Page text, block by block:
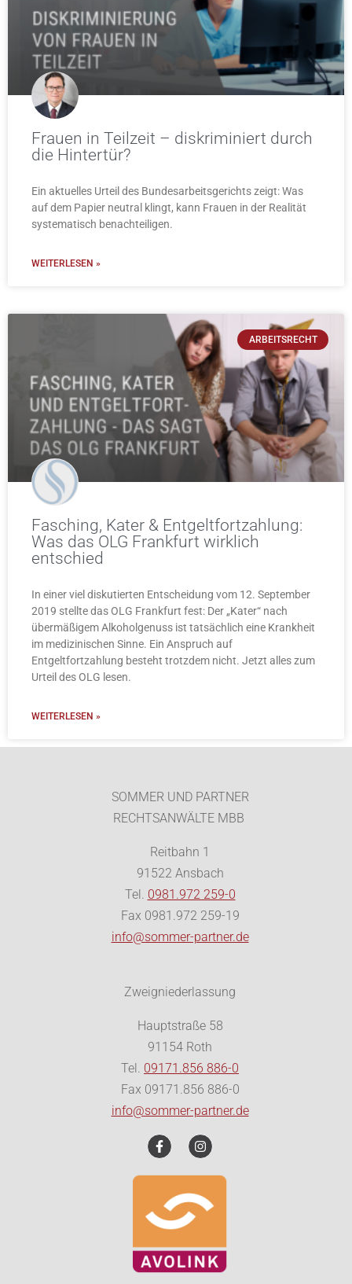
Frauen in Teilzeit – diskriminiert durch
die Hintertür?
Ein aktuelles Urteil des Bundesarbeitsgerichts zeigt: Was
auf dem Papier neutral klingt, kann Frauen in der Realität
systematisch benachteiligen.
WEITERLESEN »
ARBEITSRECHT
Fasching, Kater & Entgeltfortzahlung:
Was das OLG Frankfurt wirklich
entschied
In einer viel diskutierten Entscheidung vom 12. September
2019 stellte das OLG Frankfurt fest: Der „Kater“ nach
übermäßigem Alkoholgenuss ist tatsächlich eine Krankheit
im medizinischen Sinne. Ein Anspruch auf
Entgeltfortzahlung besteht trotzdem nicht. Jetzt alles zum
Urteil des OLG lesen.
WEITERLESEN »
SOMMER UND PARTNER
RECHTSANWÄLTE MBB
Reitbahn 1
91522 Ansbach
Tel. 0981.972 259-0
Fax 0981.972 259-19
info@sommer-partner.de
Zweigniederlassung
Hauptstraße 58
91154 Roth
Tel. 09171.856 886-0
Fax 09171.856 886-0
info@sommer-partner.de